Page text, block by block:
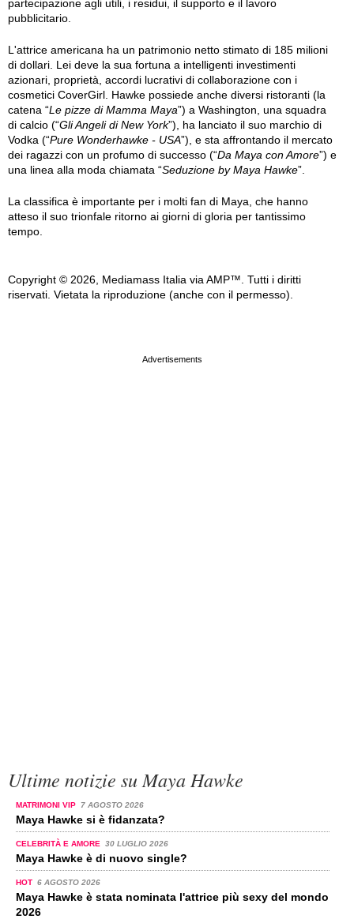
partecipazione agli utili, i residui, il supporto e il lavoro
pubblicitario.
L'attrice americana ha un patrimonio netto stimato di 185 milioni
di dollari. Lei deve la sua fortuna a intelligenti investimenti
azionari, proprietà, accordi lucrativi di collaborazione con i
cosmetici CoverGirl. Hawke possiede anche diversi ristoranti (la
catena “Le pizze di Mamma Maya”) a Washington, una squadra
di calcio (“Gli Angeli di New York”), ha lanciato il suo marchio di
Vodka (“Pure Wonderhawke - USA”), e sta affrontando il mercato
dei ragazzi con un profumo di successo (“Da Maya con Amore”) e
una linea alla moda chiamata “Seduzione by Maya Hawke”.
La classifica è importante per i molti fan di Maya, che hanno
atteso il suo trionfale ritorno ai giorni di gloria per tantissimo
tempo.
Copyright © 2026, Mediamass Italia via AMP™. Tutti i diritti
riservati. Vietata la riproduzione (anche con il permesso).
Ultime notizie su Maya Hawke
MATRIMONI VIP 7 AGOSTO 2026
Maya Hawke si è fidanzata?
CELEBRITÀ E AMORE 30 LUGLIO 2026
Maya Hawke è di nuovo single?
HOT 6 AGOSTO 2026
Maya Hawke è stata nominata l'attrice più sexy del mondo
2026